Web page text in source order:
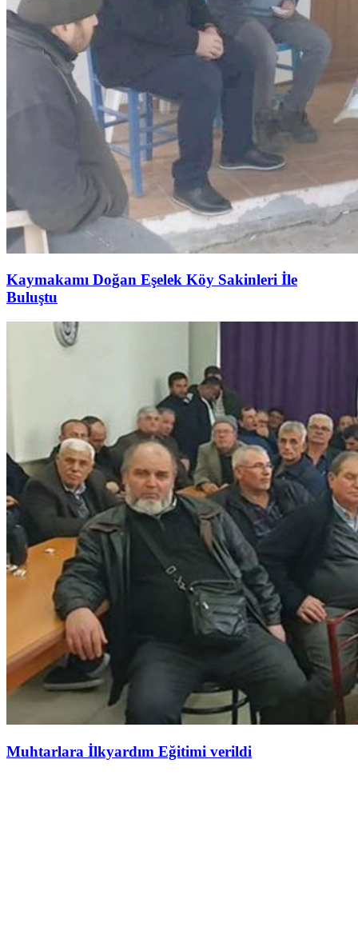
Kaymakamı Doğan Eşelek Köy Sakinleri İle
Buluştu
Muhtarlara İlkyardım Eğitimi verildi